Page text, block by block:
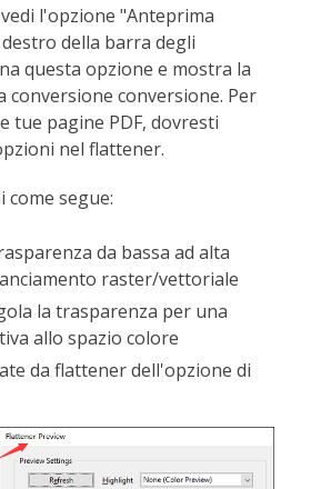
l'opzione "Anteprima
della barra degli
questa opzione e mostra la
conversione conversione. Per
tue pagine PDF, dovresti
nel flattener.
come segue:
da bassa ad alta
raster/vettoriale
la trasparenza per una
allo spazio colore
da flattener dell'opzione di